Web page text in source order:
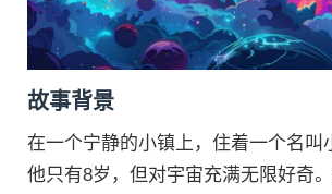
故事背景
在一个宁静的小镇上，住着一个名叫
他只有8岁，但对宇宙充满无限好奇